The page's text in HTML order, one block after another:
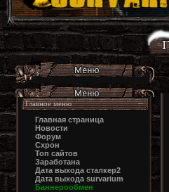
Главное меню
Главная страница
Новости
Форум
Схрон
Топ сайтов
Заработана
Дата выхода сталкер2
Дата выхода survarium
Баннерообмен